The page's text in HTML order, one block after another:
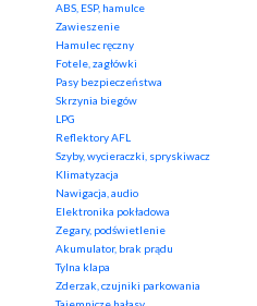
ABS, ESP, hamulce
Zawieszenie
Hamulec ręczny
Fotele, zagłówki
Pasy bezpieczeństwa
Skrzynia biegów
LPG
Reflektory AFL
Szyby, wycieraczki, spryskiwacz
Klimatyzacja
Nawigacja, audio
Elektronika pokładowa
Zegary, podświetlenie
Akumulator, brak prądu
Tylna klapa
Zderzak, czujniki parkowania